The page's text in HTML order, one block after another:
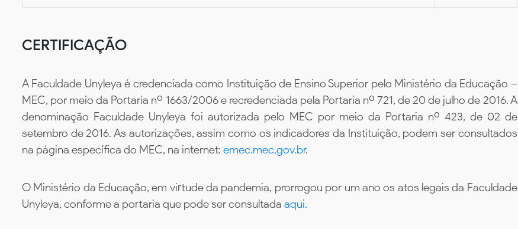
CERTIFICAÇÃO
A Faculdade Unyleya é credenciada como Instituição de Ensino Superior pelo Ministério da Educação –
MEC, por meio da Portaria nº 1663/2006 e recredenciada pela Portaria nº 721, de 20 de julho de 2016. A
denominação Faculdade Unyleya foi autorizada pelo MEC por meio da Portaria nº 423, de 02 de
setembro de 2016. As autorizações, assim como os indicadores da Instituição, podem ser consultados
na página específica do MEC, na internet: emec.mec.gov.br.
O Ministério da Educação, em virtude da pandemia, prorrogou por um ano os atos legais da Faculdade
Unyleya, conforme a portaria que pode ser consultada aqui.